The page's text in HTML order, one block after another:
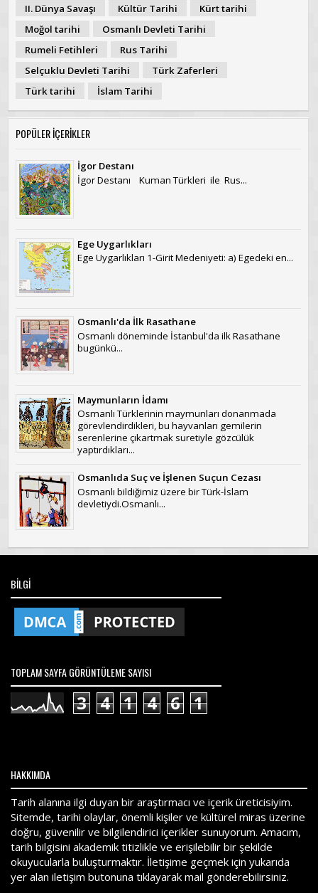
II. Dünya Savaşı
Kültür Tarihi
Kürt tarihi
Moğol tarihi
Osmanlı Devleti Tarihi
Rumeli Fetihleri
Rus Tarihi
Selçuklu Devleti Tarihi
Türk Zaferleri
Türk tarihi
İslam Tarihi
POPÜLER İÇERİKLER
İgor Destanı
İgor Destanı Kuman Türkleri ile Rus...
Ege Uygarlıkları
Ege Uygarlıkları 1-Girit Medeniyeti: a) Egedeki en...
Osmanlı'da İlk Rasathane
Osmanlı döneminde İstanbul'da ilk Rasathane
bugünkü...
Maymunların İdamı
Osmanlı Türklerinin maymunları donanmada
görevlendirdikleri, bu hayvanları gemilerin
serenlerine çıkartmak suretiyle gözcülük
yaptırdıkları...
Osmanlıda Suç ve İşlenen Suçun Cezası
Osmanlı bildiğimiz üzere bir Türk-İslam
devletiydi.Osmanlı...
BILGI
TOPLAM SAYFA GÖRÜNTÜLEME SAYISI
3 4 1 4 6 1
HAKKIMDA
Tarih alanına ilgi duyan bir araştırmacı ve içerik üreticisiyim.
Sitemde, tarihi olaylar, önemli kişiler ve kültürel miras üzerine
doğru, güvenilir ve bilgilendirici içerikler sunuyorum. Amacım,
tarih bilgisini akademik titizlikle ve erişilebilir bir şekilde
okuyucularla buluşturmaktır. İletişime geçmek için yukarıda
yer alan iletişim butonuna tıklayarak mail gönderebilirsiniz.